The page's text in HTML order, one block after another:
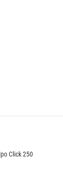
Click 250